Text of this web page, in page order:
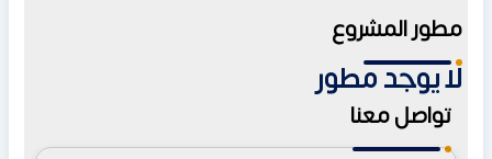
تخصيص 80% منها للمساحات الخضراء والخدمات.
مطور المشروع
لا يوجد مطور
تواصل معنا